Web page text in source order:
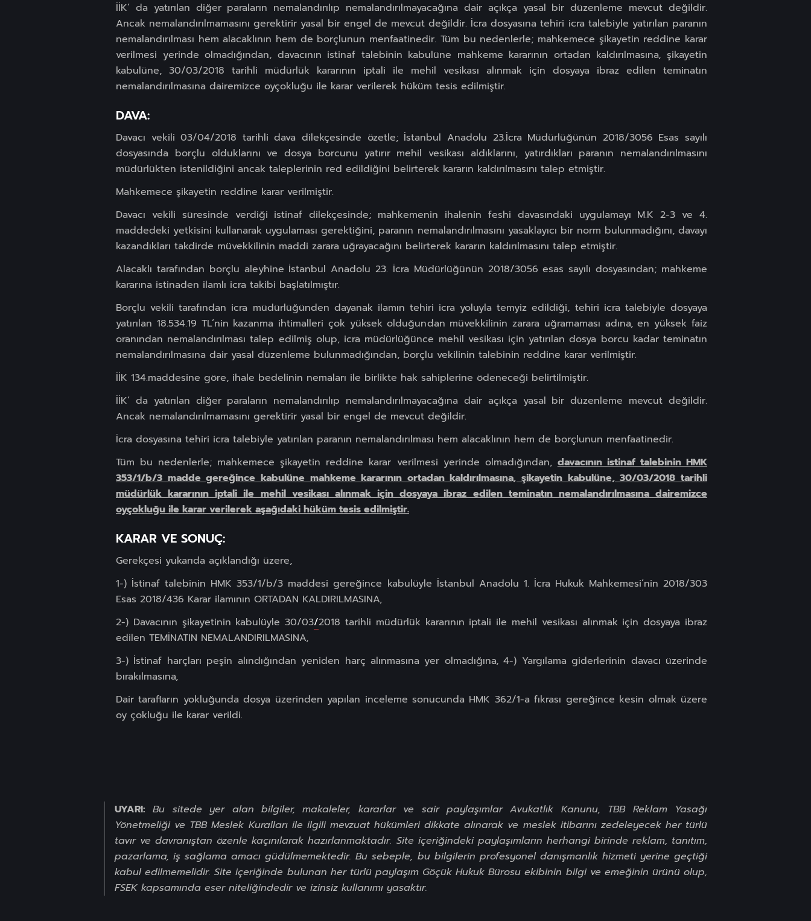
İİK’ da yatırılan diğer paraların nemalandırılıp nemalandırılmayacağına dair açıkça yasal bir düzenleme mevcut değildir.
Ancak nemalandırılmamasını gerektirir yasal bir engel de mevcut değildir. İcra dosyasına tehiri icra talebiyle yatırılan paranın
nemalandırılması hem alacaklının hem de borçlunun menfaatinedir. Tüm bu nedenlerle; mahkemece şikayetin reddine karar
verilmesi yerinde olmadığından, davacının istinaf talebinin kabulüne mahkeme kararının ortadan kaldırılmasına, şikayetin
kabulüne, 30/03/2018 tarihli müdürlük kararının iptali ile mehil vesikası alınmak için dosyaya ibraz edilen teminatın
nemalandırılmasına dairemizce oyçokluğu ile karar verilerek hüküm tesis edilmiştir.
DAVA:
Davacı vekili 03/04/2018 tarihli dava dilekçesinde özetle; İstanbul Anadolu 23.İcra Müdürlüğünün 2018/3056 Esas sayılı
dosyasında borçlu olduklarını ve dosya borcunu yatırır mehil vesikası aldıklarını, yatırdıkları paranın nemalandırılmasını
müdürlükten istenildiğini ancak taleplerinin red edildiğini belirterek kararın kaldırılmasını talep etmiştir.
Mahkemece şikayetin reddine karar verilmiştir.
Davacı vekili süresinde verdiği istinaf dilekçesinde; mahkemenin ihalenin feshi davasındaki uygulamayı M.K 2-3 ve 4.
maddedeki yetkisini kullanarak uygulaması gerektiğini, paranın nemalandırılmasını yasaklayıcı bir norm bulunmadığını, davayı
kazandıkları takdirde müvekkilinin maddi zarara uğrayacağını belirterek kararın kaldırılmasını talep etmiştir.
Alacaklı tarafından borçlu aleyhine İstanbul Anadolu 23. İcra Müdürlüğünün 2018/3056 esas sayılı dosyasından; mahkeme
kararına istinaden ilamlı icra takibi başlatılmıştır.
Borçlu vekili tarafından icra müdürlüğünden dayanak ilamın tehiri icra yoluyla temyiz edildiği, tehiri icra talebiyle dosyaya
yatırılan 18.534.19 TL’nin kazanma ihtimalleri çok yüksek olduğundan müvekkilinin zarara uğramaması adına, en yüksek faiz
oranından nemalandırılması talep edilmiş olup, icra müdürlüğünce mehil vesikası için yatırılan dosya borcu kadar teminatın
nemalandırılmasına dair yasal düzenleme bulunmadığından, borçlu vekilinin talebinin reddine karar verilmiştir.
İİK 134.maddesine göre, ihale bedelinin nemaları ile birlikte hak sahiplerine ödeneceği belirtilmiştir.
İİK’ da yatırılan diğer paraların nemalandırılıp nemalandırılmayacağına dair açıkça yasal bir düzenleme mevcut değildir.
Ancak nemalandırılmamasını gerektirir yasal bir engel de mevcut değildir.
İcra dosyasına tehiri icra talebiyle yatırılan paranın nemalandırılması hem alacaklının hem de borçlunun menfaatinedir.
Tüm bu nedenlerle; mahkemece şikayetin reddine karar verilmesi yerinde olmadığından,davacının istinaf talebinin HMK
353/1/b/3 madde gereğince kabulüne mahkeme kararının ortadan kaldırılmasına, şikayetin kabulüne, 30/03/2018 tarihli
müdürlük kararının iptali ile mehil vesikası alınmak için dosyaya ibraz edilen teminatın nemalandırılmasına dairemizce
oyçokluğu ile karar verilerek aşağıdaki hüküm tesis edilmiştir.
KARAR VE SONUÇ:
Gerekçesi yukarıda açıklandığı üzere,
1-) İstinaf talebinin HMK 353/1/b/3 maddesi gereğince kabulüyle İstanbul Anadolu 1. İcra Hukuk Mahkemesi’nin 2018/303
Esas 2018/436 Karar ilamının ORTADAN KALDIRILMASINA,
2-) Davacının şikayetinin kabulüyle 30/03/2018 tarihli müdürlük kararının iptali ile mehil vesikası alınmak için dosyaya ibraz
edilen TEMİNATIN NEMALANDIRILMASINA,
3-) İstinaf harçları peşin alındığından yeniden harç alınmasına yer olmadığına, 4-) Yargılama giderlerinin davacı üzerinde
bırakılmasına,
Dair tarafların yokluğunda dosya üzerinden yapılan inceleme sonucunda HMK 362/1-a fıkrası gereğince kesin olmak üzere
oy çokluğu ile karar verildi.
UYARI: Bu sitede yer alan bilgiler, makaleler, kararlar ve sair paylaşımlar Avukatlık Kanunu, TBB Reklam Yasağı
Yönetmeliği ve TBB Meslek Kuralları ile ilgili mevzuat hükümleri dikkate alınarak ve meslek itibarını zedeleyecek her türlü
tavır ve davranıştan özenle kaçınılarak hazırlanmaktadır. Site içeriğindeki paylaşımların herhangi birinde reklam, tanıtım,
pazarlama, iş sağlama amacı güdülmemektedir. Bu sebeple, bu bilgilerin profesyonel danışmanlık hizmeti yerine geçtiği
kabul edilmemelidir. Site içeriğinde bulunan her türlü paylaşım Göçük Hukuk Bürosu ekibinin bilgi ve emeğinin ürünü olup,
FSEK kapsamında eser niteliğindedir ve izinsiz kullanımı yasaktır.